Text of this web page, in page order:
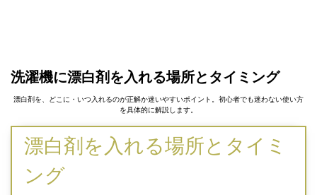
洗濯機に漂白剤を入れる場所とタイミング
漂白剤を、どこに・いつ入れるのが正解か迷いやすいポイント。初心者でも迷わない使い方
を具体的に解説します。
漂白剤を入れる場所とタイミ
ング